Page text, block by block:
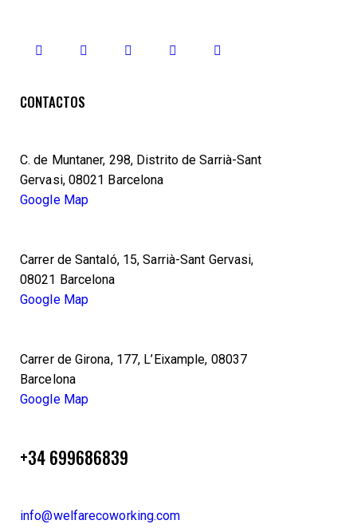
CONTACTOS
C. de Muntaner, 298, Distrito de Sarrià-Sant
Gervasi, 08021 Barcelona
Google Map
Carrer de Santaló, 15, Sarrià-Sant Gervasi,
08021 Barcelona
Google Map
Carrer de Girona, 177, L’Eixample, 08037
Barcelona
Google Map
+34 699686839
info@welfarecoworking.com